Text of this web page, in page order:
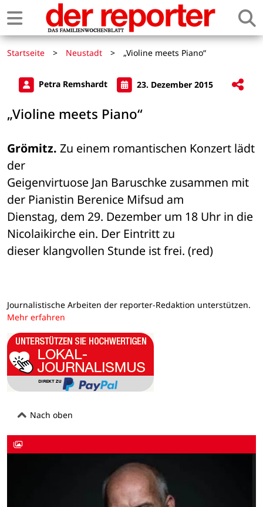
Startseite > Neustadt > „Violine meets Piano“
Petra Remshardt 23. Dezember 2015
„Violine meets Piano“
Grömitz. Zu einem romantischen Konzert lädt
der
Geigenvirtuose Jan Baruschke zusammen mit
der Pianistin Berenice Mifsud am
Dienstag, dem 29. Dezember um 18 Uhr in die
Nicolaikirche ein. Der Eintritt zu
dieser klangvollen Stunde ist frei. (red)
Journalistische Arbeiten der reporter-Redaktion unterstützen.
Mehr erfahren
Nach oben